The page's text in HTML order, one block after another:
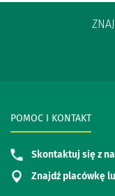
POMOC I KONTAKT
Skontaktuj się z
Znajdź placówkę